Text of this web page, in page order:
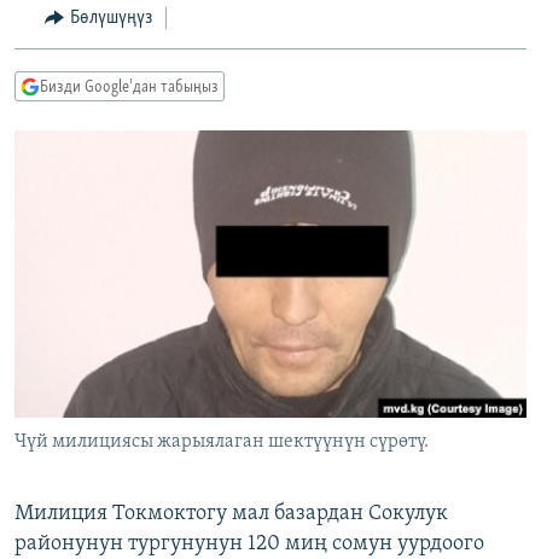
БҮГҮН АЗАТТЫКТА
ПОДКАСТ
ЭЕ/АРнун бардык сайттары
Бөлүшүңүз
Бизди Google'дан табыңыз
Чүй милициясы жарыялаган шектүүнүн сүрөтү.
Милиция Токмоктогу мал базардан Сокулук
районунун тургунунун 120 миң сомун уурдоого